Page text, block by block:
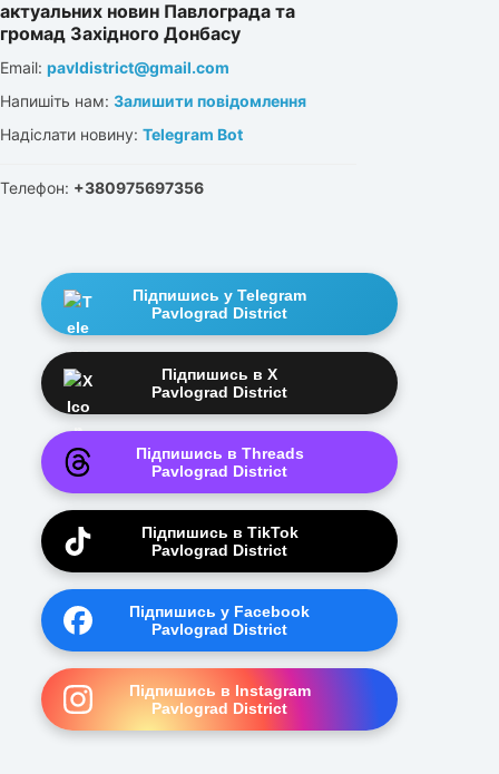
актуальних новин Павлограда та
громад Західного Донбасу
Email: pavldistrict@gmail.com
Напишіть нам: Залишити повідомлення
Надіслати новину: Telegram Bot
Телефон: +380975697356
Підпишись у Telegram
Pavlograd District
Підпишись в X
Pavlograd District
Підпишись в Threads
Pavlograd District
Підпишись в TikTok
Pavlograd District
Підпишись у Facebook
Pavlograd District
Підпишись в Instagram
Pavlograd District